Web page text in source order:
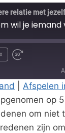
relatie met jezelf
wil je iemand
Afspelen
op
om niet
zijn